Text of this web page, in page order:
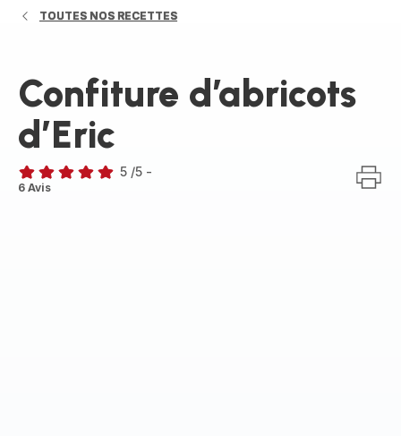
TOUTES NOS RECETTES
Confiture d’abricots
d’Eric
Avis
5 /5 -
6 Avis